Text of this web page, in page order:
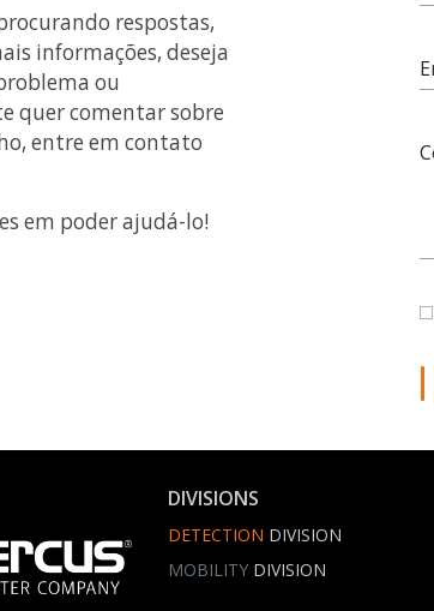
respostas,
informações, deseja
ou
quer comentar sobre
entre em contato
em poder ajudá-lo!
DIVISIONS
DETECTION DIVISION
MOBILITY DIVISION